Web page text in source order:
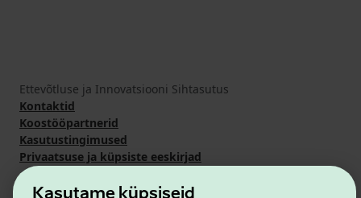
Kasutame küpsiseid
Ettevõtluse ja Innovatsiooni Sihtasutus
Kontaktid
Koostööpartnerid
Kasutustingimused
Privaatsuse ja küpsiste eeskirjad